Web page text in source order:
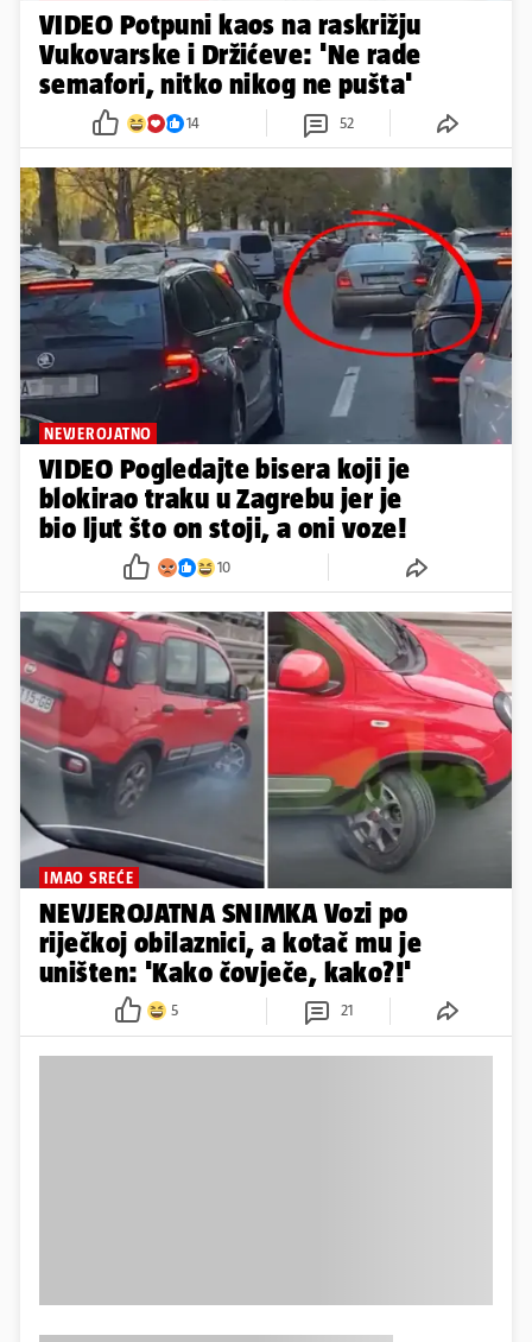
VIDEO Potpuni kaos na raskrižju
Vukovarske i Držićeve: 'Ne rade
semafori, nitko nikog ne pušta'
14 52
NEVJEROJATNO
VIDEO Pogledajte bisera koji je
blokirao traku u Zagrebu jer je
bio ljut što on stoji, a oni voze!
10
IMAO SREĆE
NEVJEROJATNA SNIMKA Vozi po
riječkoj obilaznici, a kotač mu je
uništen: 'Kako čovječe, kako?!'
5 21